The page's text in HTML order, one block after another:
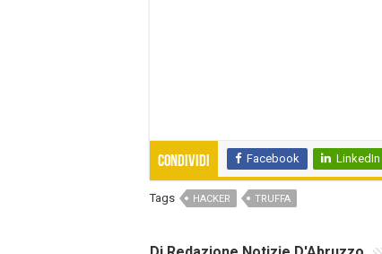
Condividi Facebook LinkedIn
Tags HACKER TRUFFA